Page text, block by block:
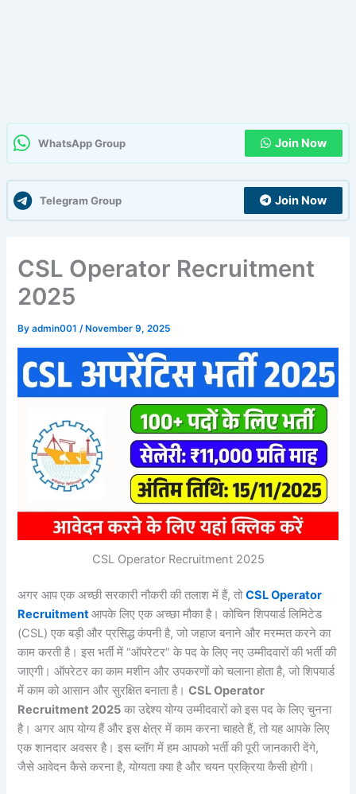
WhatsApp Group Join Now
Telegram Group Join Now
CSL Operator Recruitment
2025
Byadmin001/ November 9, 2025
CSL Operator Recruitment 2025
अगर आप एक अच्छी सरकारी नौकरी की तलाश में हैं, तोCSL Operator
Recruitmentआपके लिए एक अच्छा मौका है। कोचिन शिपयार्ड लिमिटेड
(CSL) एक बड़ी और प्रसिद्ध कंपनी है, जो जहाज बनाने और मरम्मत करने का
काम करती है। इस भर्ती में “ऑपरेटर” के पद के लिए नए उम्मीदवारों की भर्ती की
जाएगी। ऑपरेटर का काम मशीन और उपकरणों को चलाना होता है, जो शिपयार्ड
में काम को आसान और सुरक्षित बनाता है।CSL Operator
Recruitment 2025 का उद्देश्य योग्य उम्मीदवारों को इस पद के लिए चुनना
है। अगर आप योग्य हैं और इस क्षेत्र में काम करना चाहते हैं, तो यह आपके लिए
एक शानदार अवसर है। इस ब्लॉग में हम आपको भर्ती की पूरी जानकारी देंगे,
जैसे आवेदन कैसे करना है, योग्यता क्या है और चयन प्रक्रिया कैसी होगी।